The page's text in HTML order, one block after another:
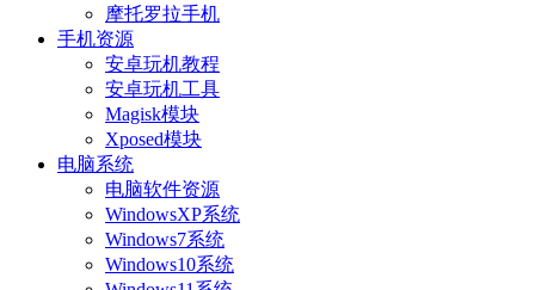
摩托罗拉手机
手机资源
安卓玩机教程
安卓玩机工具
Magisk模块
Xposed模块
电脑系统
电脑软件资源
WindowsXP系统
Windows7系统
Windows10系统